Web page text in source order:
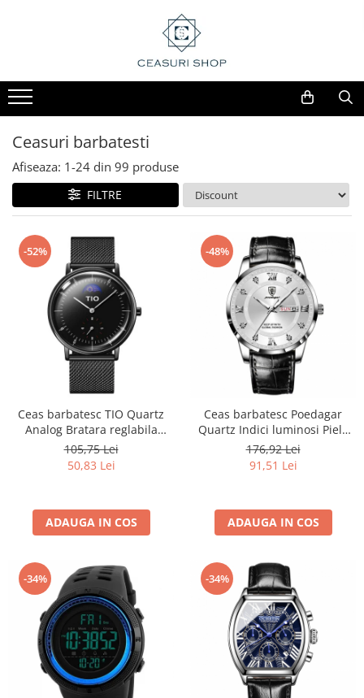
Ceasuri barbatesti
Afiseaza: 1-24 din 99 produse
FILTRE
-52%
Ceas barbatesc TIO Quartz
Analog Bratara reglabila
Fashion Elegant Luxury Otel
inoxidabil
105,75 Lei
50,83 Lei
ADAUGA IN COS
-48%
Ceas barbatesc Poedagar
Quartz Indici luminosi Piele
Analog Negru
176,92 Lei
91,51 Lei
ADAUGA IN COS
-34% -34%